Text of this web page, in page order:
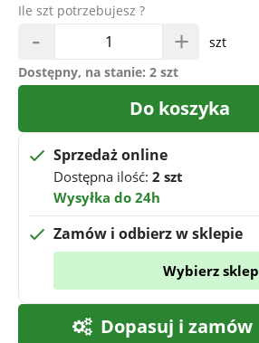
Ile szt potrzebujesz ?
- +
szt
Dostępny, na stanie: 2 szt
Do koszyka
Sprzedaż online
Dostępna ilość: 2 szt
Wysyłka do 24h
Zamów i odbierz w sklepie
Wybierz sklep
Dopasuj i zamów